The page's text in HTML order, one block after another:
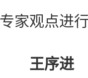
观点进行
王序进